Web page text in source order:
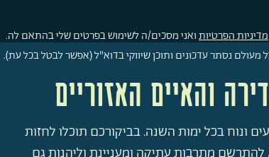
מדיניות הפרטיותואני מסכים/ה לשימוש בפרטים שלי בהתאם לה.
נסתר עדכונים ותוכן שיווקי בדוא"ל (אפשר לבטל בכל עת).
והאיים האזוריים
ונוח בכל ימות השנה. בביקורכם תוכלו לחזות